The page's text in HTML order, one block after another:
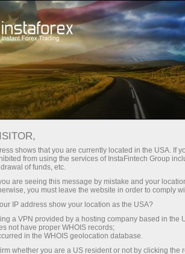
For Traders Analytical Reviews
21.02.2025: ফরেক্স বিশ্লেষণ
Forex forecast 21/02/2025:
GBP/USD, SP500 and
ট্রেডিং অ্যাকাউন্ট খুলুন
shows that you are currently located in the USA. If
from using the services of InstaFintech Group
of funds, etc.
are seeing this message by mistake and your
you must leave the website in order to comply
IP address show your location as the USA?
a VPN provided by a hosting company based in the
not have proper WHOIS records;
in the WHOIS geolocation database.
whether you are a US resident or not by clicking the